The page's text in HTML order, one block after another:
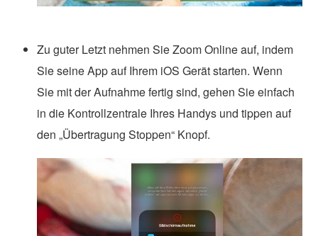
Zu guter Letzt nehmen Sie Zoom Online auf, indem
Sie seine App auf Ihrem iOS Gerät starten. Wenn
Sie mit der Aufnahme fertig sind, gehen Sie einfach
in die Kontrollzentrale Ihres Handys und tippen auf
den „Übertragung Stoppen“ Knopf.